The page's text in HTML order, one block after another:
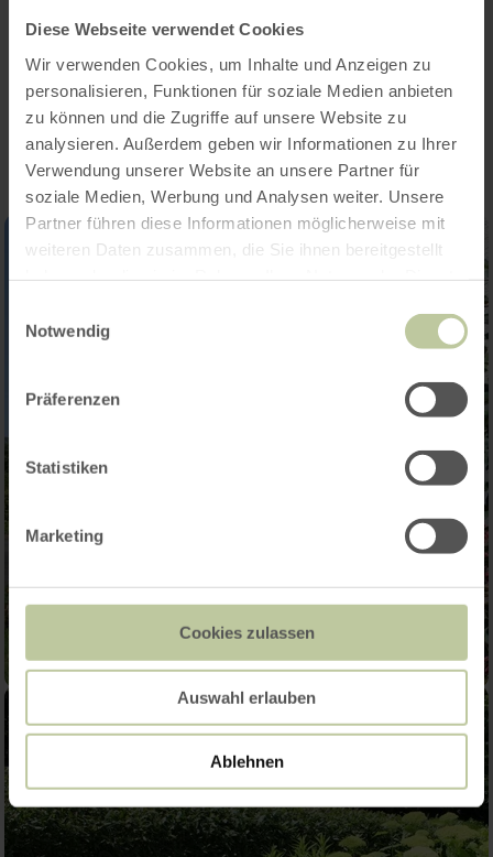
Diese Webseite verwendet Cookies
Wir verwenden Cookies, um Inhalte und Anzeigen zu
personalisieren, Funktionen für soziale Medien anbieten
zu können und die Zugriffe auf unsere Website zu
analysieren. Außerdem geben wir Informationen zu Ihrer
Verwendung unserer Website an unsere Partner für
soziale Medien, Werbung und Analysen weiter. Unsere
Partner führen diese Informationen möglicherweise mit
weiteren Daten zusammen, die Sie ihnen bereitgestellt
Notwendig
Präferenzen
Statistiken
Marketing
Cookies zulassen
Auswahl erlauben
Ablehnen
Impressies